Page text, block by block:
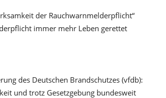
der Rauchwarnmelderpflicht“
immer mehr Leben gerettet
des Deutschen Brandschutzes (vfdb):
und trotz Gesetzgebung bundesweit